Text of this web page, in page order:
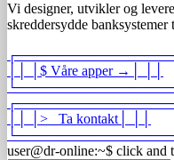
Vi designer, utvikler og
skreddersydde
┌
$ Våre apper →
└
┌
>_ Ta kontakt
└
user@dr-online:~$ click and